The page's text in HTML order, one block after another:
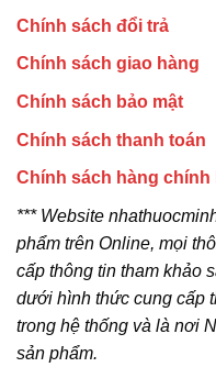
Chính sách đổi trả
Chính sách giao hàng
Chính sách bảo mật
Chính sách thanh toán
Chính sách hàng chính
*** Website
phẩm trên Online, mọi
cấp thông tin tham khảo
dưới hình thức cung cấp
trong hệ thống và là nơi
sản phẩm.